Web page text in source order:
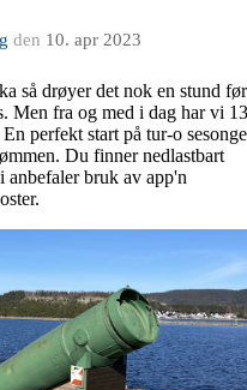
den 10. apr 2023
så drøyer det nok en stund før
Men fra og med i dag har vi 13
perfekt start på tur-o
Du finner nedlastbart
anbefaler bruk av app'n